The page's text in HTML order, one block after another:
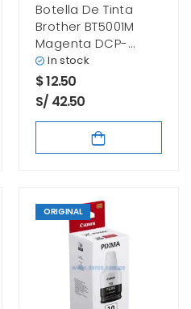
Botella De Tinta
Brother BT5001M
Magenta DCP-
T420W / MFC-
T4500DW 48.8ml
In stock
$12.50
S/ 42.50
ORIGINAL